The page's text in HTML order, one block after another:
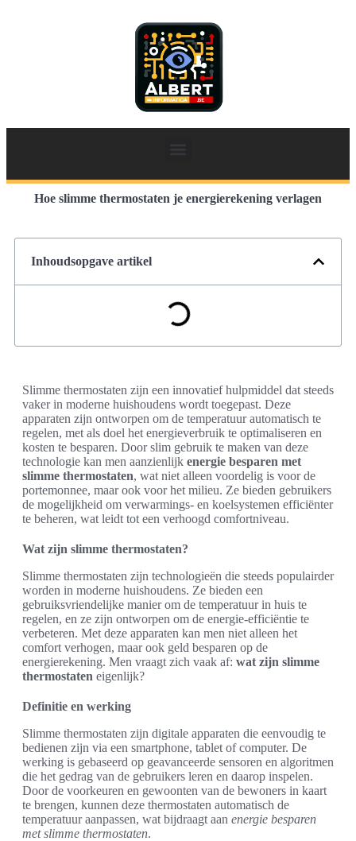
Hoe slimme thermostaten je energierekening verlagen
Inhoudsopgave artikel
Slimme thermostaten zijn een innovatief hulpmiddel dat steeds
vaker in moderne huishoudens wordt toegepast. Deze
apparaten zijn ontworpen om de temperatuur automatisch te
regelen, met als doel het energieverbruik te optimaliseren en
kosten te besparen. Door slim gebruik te maken van deze
technologie kan men aanzienlijk energie besparen met
slimme thermostaten, wat niet alleen voordelig is voor de
portemonnee, maar ook voor het milieu. Ze bieden gebruikers
de mogelijkheid om verwarmings- en koelsystemen efficiënter
te beheren, wat leidt tot een verhoogd comfortniveau.
Wat zijn slimme thermostaten?
Slimme thermostaten zijn technologieën die steeds populairder
worden in moderne huishoudens. Ze bieden een
gebruiksvriendelijke manier om de temperatuur in huis te
regelen, en ze zijn ontworpen om de energie-efficiëntie te
verbeteren. Met deze apparaten kan men niet alleen het
comfort verhogen, maar ook geld besparen op de
energierekening. Men vraagt zich vaak af: wat zijn slimme
thermostaten eigenlijk?
Definitie en werking
Slimme thermostaten zijn digitale apparaten die eenvoudig te
bedienen zijn via een smartphone, tablet of computer. De
werking is gebaseerd op geavanceerde sensoren en algoritmen
die het gedrag van de gebruikers leren en daarop inspelen.
Door de voorkeuren en gewoonten van de bewoners in kaart
te brengen, kunnen deze thermostaten automatisch de
temperatuur aanpassen, wat bijdraagt aan energie besparen
met slimme thermostaten.